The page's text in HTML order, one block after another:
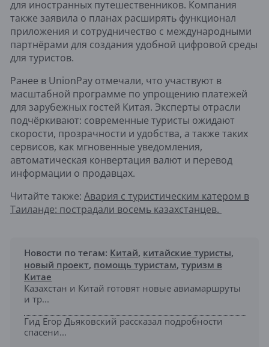
для иностранных путешественников. Компания
также заявила о планах расширять функционал
приложения и сотрудничество с международными
партнёрами для создания удобной цифровой среды
для туристов.
Ранее в UnionPay отмечали, что участвуют в
масштабной программе по упрощению платежей
для зарубежных гостей Китая. Эксперты отрасли
подчёркивают: современные туристы ожидают
скорости, прозрачности и удобства, а также таких
сервисов, как мгновенные уведомления,
автоматическая конвертация валют и перевод
информации о продавцах.
Читайте также: Авария с туристическим катером в
Таиланде: пострадали восемь казахстанцев.
Новости по тегам: Китай, китайские туристы,
новый проект, помощь туристам, туризм в
Китае
Казахстан и Китай готовят новые авиамаршруты
и тр...
Гид Егор Дьяковский рассказал подробности
спасени...